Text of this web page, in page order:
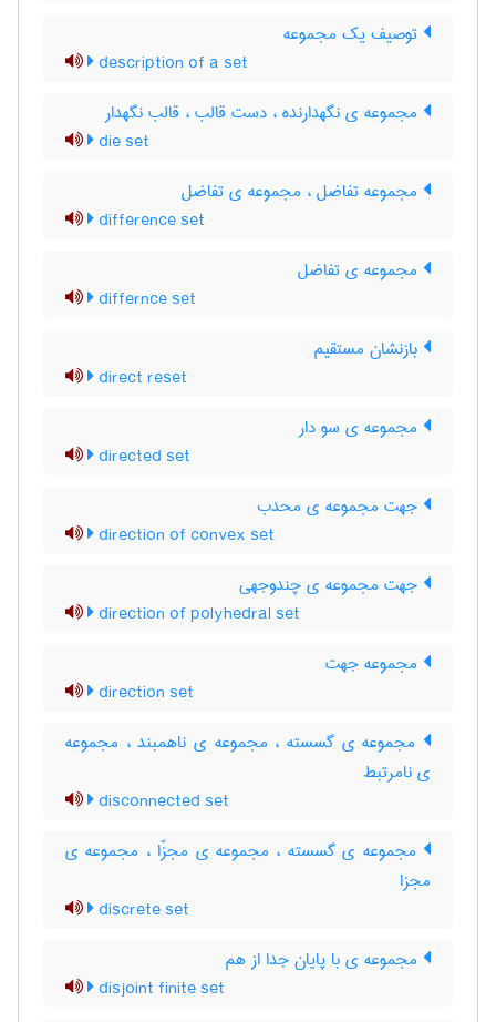
توصیف یک مجموعه
description of a set
مجموعه ی نگهدارنده ، دست قالب ، قالب نگهدار
die set
مجموعه تفاضل ، مجموعه ی تفاضل
difference set
مجموعه ی تفاضل
differnce set
بازنشان مستقیم
direct reset
مجموعه ی سو دار
directed set
جهت مجموعه ی محدب
direction of convex set
جهت مجموعه ی چندوجهی
direction of polyhedral set
مجموعه جهت
direction set
مجموعه ی گسسته ، مجموعه ی ناهمبند ، مجموعه
ی نامرتبط
disconnected set
مجموعه ی گسسته ، مجموعه ی مجزّا ، مجموعه ی
مجزا
discrete set
مجموعه ی با پایان جدا از هم
disjoint finite set